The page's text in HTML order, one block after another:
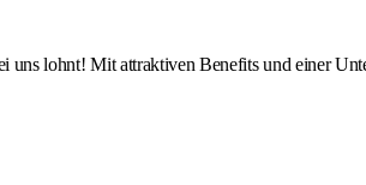
uns lohnt! Mit attraktiven Benefits und einer